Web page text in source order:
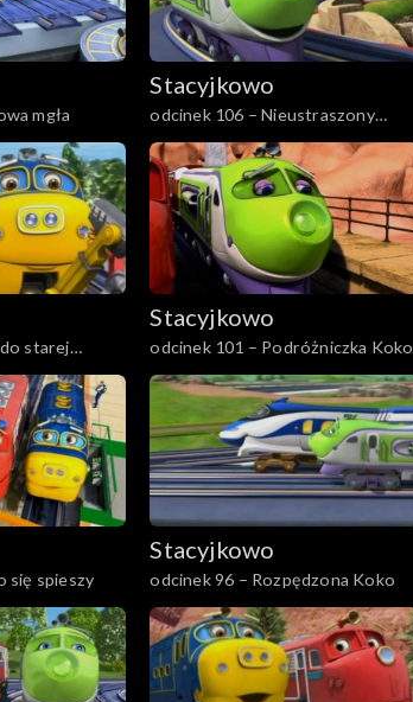
mgła
Stacyjkowo
odcinek 106 – Nieustraszony
Wilson
starej
Stacyjkowo
odcinek 101 – Podróżniczka Koko
się spieszy
Stacyjkowo
odcinek 96 – Rozpędzona Koko